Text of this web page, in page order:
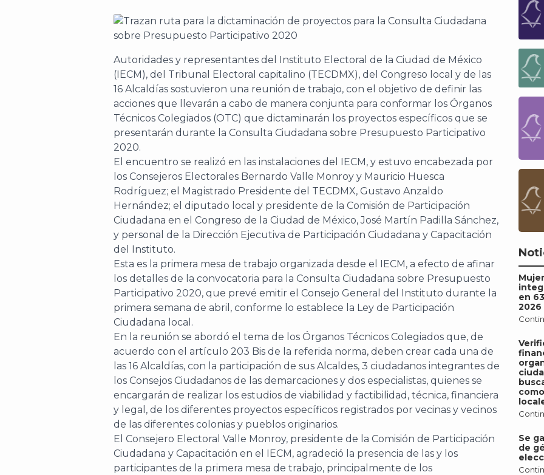
Autoridades y representantes del Instituto Electoral de la Ciudad de México
(IECM), del Tribunal Electoral capitalino (TECDMX), del Congreso local y de las
16 Alcaldías sostuvieron una reunión de trabajo, con el objetivo de definir las
acciones que llevarán a cabo de manera conjunta para conformar los Órganos
Técnicos Colegiados (OTC) que dictaminarán los proyectos específicos que se
presentarán durante la Consulta Ciudadana sobre Presupuesto Participativo
2020.
El encuentro se realizó en las instalaciones del IECM, y estuvo encabezada por
los Consejeros Electorales Bernardo Valle Monroy y Mauricio Huesca
Rodríguez; el Magistrado Presidente del TECDMX, Gustavo Anzaldo
Hernández; el diputado local y presidente de la Comisión de Participación
Ciudadana en el Congreso de la Ciudad de México, José Martín Padilla Sánchez,
y personal de la Dirección Ejecutiva de Participación Ciudadana y Capacitación
del Instituto.
Esta es la primera mesa de trabajo organizada desde el IECM, a efecto de afinar
los detalles de la convocatoria para la Consulta Ciudadana sobre Presupuesto
Participativo 2020, que prevé emitir el Consejo General del Instituto durante la
primera semana de abril, conforme lo establece la Ley de Participación
Ciudadana local.
En la reunión se abordó el tema de los Órganos Técnicos Colegiados que, de
acuerdo con el artículo 203 Bis de la referida norma, deben crear cada una de
las 16 Alcaldías, con la participación de sus Alcaldes, 3 ciudadanos integrantes de
los Consejos Ciudadanos de las demarcaciones y dos especialistas, quienes se
encargarán de realizar los estudios de viabilidad y factibilidad, técnica, financiera
y legal, de los diferentes proyectos específicos registrados por vecinas y vecinos
de las diferentes colonias y pueblos originarios.
El Consejero Electoral Valle Monroy, presidente de la Comisión de Participación
Ciudadana y Capacitación en el IECM, agradeció la presencia de las y los
participantes de la primera mesa de trabajo, principalmente de los
en
2026
Se
de